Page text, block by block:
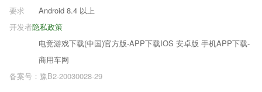
要求
Android 8.4 以上
隐私政策
开发者
电竞游戏下载(中国)官方版-APP下载IOS 安卓版 手机APP下载-
商用车网
备案号：豫B2-20030028-29